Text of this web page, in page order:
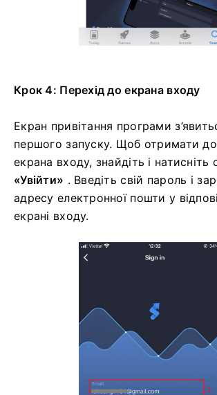
Крок 4: Перехід до екрана входу
Екран привітання програми
першого запуску. Щоб отримати
екрана входу, знайдіть і натисніть
«Увійти» . Введіть свій пароль і
адресу електронної пошти у
екрані входу.